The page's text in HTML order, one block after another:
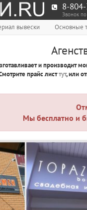
8-
Звонок
вывески Основные
и производит
прайс листтут, или
Мы бесплатно и